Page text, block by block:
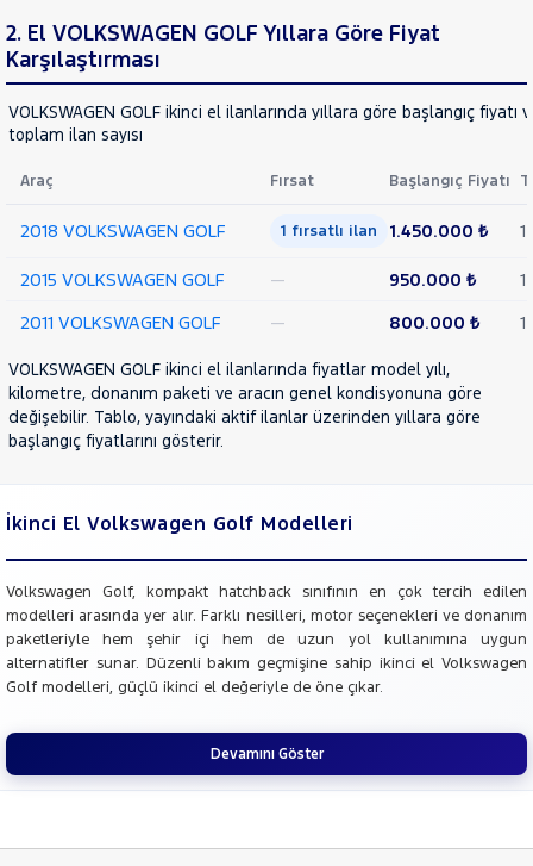
MAN
MERCEDES-
BENZ
MINI
MOTORSIKLET
NISSAN
SEAT
SKODA
SSANGYONG
TESLA
TOYOTA
TRAKTÖR
VOLKSWAGEN
CADDY
CARAVELLE
Cinsleri
Kasa
Tipi
Garanti
Kampanya
Parça
No
2. El VOLKSWAGEN GOLF Yıllara Göre Fiyat
Karşılaştırması
VOLKSWAGEN GOLF ikinci el ilanlarında yıllara göre başlangıç fiyatı
toplam ilan sayısı
Araç Fırsat Başlangıç Fiyatı
2018 VOLKSWAGEN GOLF 1 fırsatlı ilan 1.450.000 ₺ 1
2015 VOLKSWAGEN GOLF — 950.000 ₺
1
2011 VOLKSWAGEN GOLF
— 800.000 ₺ 1
VOLKSWAGEN GOLF ikinci el ilanlarında fiyatlar model yılı,
kilometre, donanım paketi ve aracın genel kondisyonuna göre
değişebilir. Tablo, yayındaki aktif ilanlar üzerinden yıllara göre
başlangıç fiyatlarını gösterir.
İkinci El Volkswagen Golf Modelleri
Volkswagen Golf, kompakt hatchback sınıfının en çok tercih edilen
modelleri arasında yer alır. Farklı nesilleri, motor seçenekleri ve donanım
paketleriyle hem şehir içi hem de uzun yol kullanımına uygun
alternatifler sunar. Düzenli bakım geçmişine sahip ikinci el Volkswagen
Golf modelleri, güçlü ikinci el değeriyle de öne çıkar.
Devamını Göster